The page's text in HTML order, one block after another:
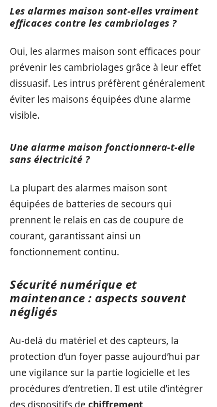
Les alarmes maison sont-elles vraiment
efficaces contre les cambriolages ?
Oui, les alarmes maison sont efficaces pour
prévenir les cambriolages grâce à leur effet
dissuasif. Les intrus préfèrent généralement
éviter les maisons équipées d’une alarme
visible.
Une alarme maison fonctionnera-t-elle
sans électricité ?
La plupart des alarmes maison sont
équipées de batteries de secours qui
prennent le relais en cas de coupure de
courant, garantissant ainsi un
fonctionnement continu.
Sécurité numérique et
maintenance : aspects souvent
négligés
Au-delà du matériel et des capteurs, la
protection d’un foyer passe aujourd’hui par
une vigilance sur la partie logicielle et les
procédures d’entretien. Il est utile d’intégrer